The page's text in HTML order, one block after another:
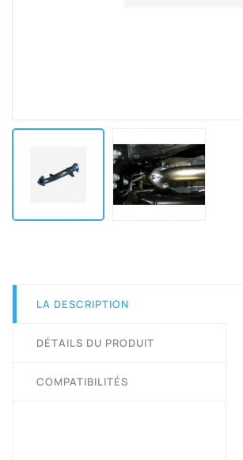
LA DESCRIPTION
DÉTAILS DU PRODUIT
COMPATIBILITÉS